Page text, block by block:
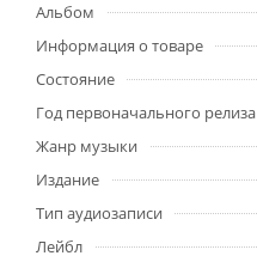
Альбом
Информация о товаре
Состояние
Год первоначального релиза
Жанр музыки
Издание
Тип аудиозаписи
Лейбл